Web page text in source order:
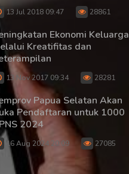
13 Jul 2018 09:47 28861
Ekonomi Keluarga
Kreatifitas dan
13 Nov 2017 09:34 28281
Papua Selatan Akan
Pendaftaran untuk 1000
2024
16 Aug 2024 20:09 27085